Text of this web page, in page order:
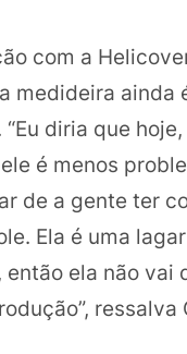
com a
medideira ainda
diria que
é menos
de a gente ter
Ela é uma
ela não vai
ressalva